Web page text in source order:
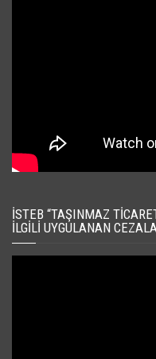
İSTEB “TAŞINMAZ
İLGILI UYGULANAN